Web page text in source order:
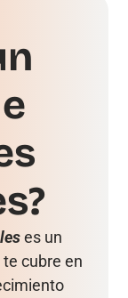
es un
cubre en